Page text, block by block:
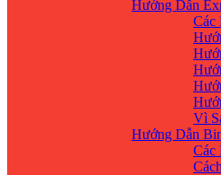
Hướng Dẫn
Các
Vì
Hướng Dẫn
Các